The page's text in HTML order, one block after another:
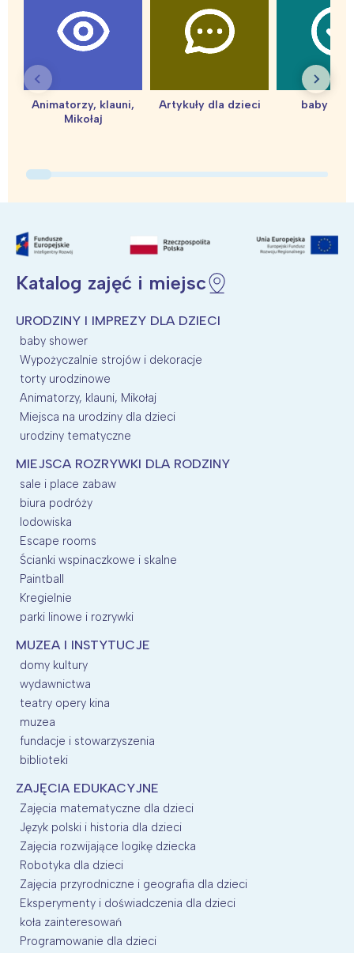
Animatorzy, klauni,
Mikołaj
Artykuły dla dzieci baby
Katalog zajęć i miejsc
URODZINY I IMPREZY DLA DZIECI
baby shower
Wypożyczalnie strojów i dekoracje
torty urodzinowe
Animatorzy, klauni, Mikołaj
Miejsca na urodziny dla dzieci
urodziny tematyczne
MIEJSCA ROZRYWKI DLA RODZINY
sale i place zabaw
biura podróży
lodowiska
Escape rooms
Ścianki wspinaczkowe i skalne
Paintball
Kregielnie
parki linowe i rozrywki
MUZEA I INSTYTUCJE
domy kultury
wydawnictwa
teatry opery kina
muzea
fundacje i stowarzyszenia
biblioteki
ZAJĘCIA EDUKACYJNE
Zajęcia matematyczne dla dzieci
Język polski i historia dla dzieci
Zajęcia rozwijające logikę dziecka
Robotyka dla dzieci
Zajęcia przyrodniczne i geografia dla dzieci
Eksperymenty i doświadczenia dla dzieci
koła zainteresowań
Programowanie dla dzieci
Warszawa
Łódź
Poznań
Wrocław
Śląsk
Kraków
Północ
Wszystkie